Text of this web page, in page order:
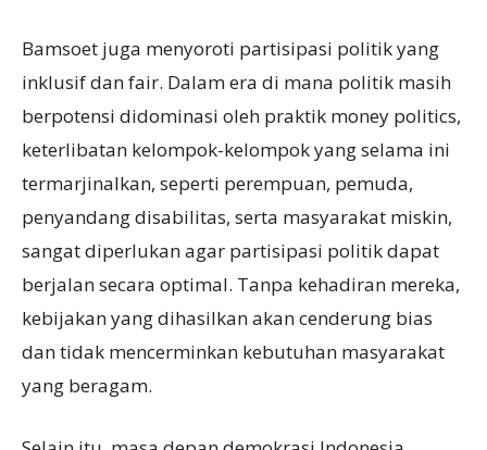
Bamsoet juga menyoroti partisipasi politik yang
inklusif dan fair. Dalam era di mana politik masih
berpotensi didominasi oleh praktik money politics,
keterlibatan kelompok-kelompok yang selama ini
termarjinalkan, seperti perempuan, pemuda,
penyandang disabilitas, serta masyarakat miskin,
sangat diperlukan agar partisipasi politik dapat
berjalan secara optimal. Tanpa kehadiran mereka,
kebijakan yang dihasilkan akan cenderung bias
dan tidak mencerminkan kebutuhan masyarakat
yang beragam.